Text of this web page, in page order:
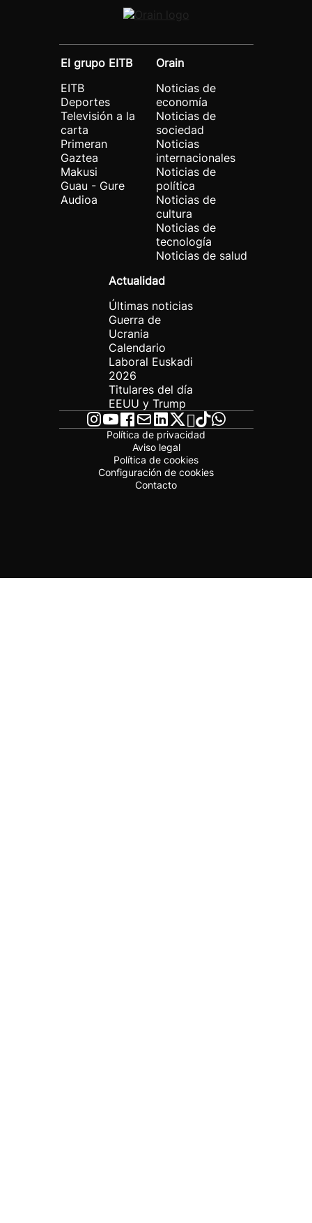
El grupo EITB
EITB
Deportes
Televisión a la
carta
Primeran
Gaztea
Makusi
Guau - Gure
Audioa
Orain
Noticias de
economía
Noticias de
sociedad
Noticias
internacionales
Noticias de
política
Noticias de
cultura
Noticias de
tecnología
Noticias de salud
Actualidad
Últimas noticias
Guerra de
Ucrania
Calendario
Laboral Euskadi
2026
Titulares del día
EEUU y Trump
Política de privacidad
Aviso legal
Política de cookies
Configuración de cookies
Contacto